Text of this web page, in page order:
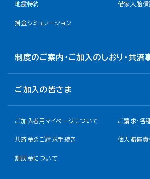
地震特約 借家人賠償
掛金シミュレーション
制度のご案内・ご加入のしおり・共済
ご加入の皆さま
ご加入者用マイページについて ご請求・各
共済金のご請求手続き 個人賠償責
割戻金について​